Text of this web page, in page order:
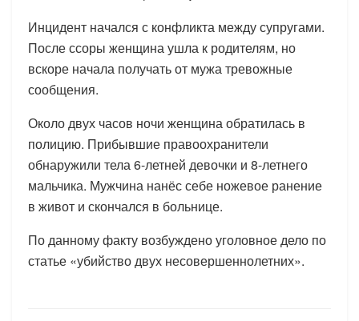
Инцидент начался с конфликта между супругами.
После ссоры женщина ушла к родителям, но
вскоре начала получать от мужа тревожные
сообщения.
Около двух часов ночи женщина обратилась в
полицию. Прибывшие правоохранители
обнаружили тела 6-летней девочки и 8-летнего
мальчика. Мужчина нанёс себе ножевое ранение
в живот и скончался в больнице.
По данному факту возбуждено уголовное дело по
статье «убийство двух несовершеннолетних».